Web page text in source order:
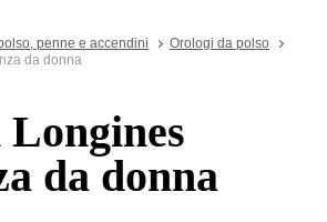
penne e accendini
Orologi da polso
da donna
da donna